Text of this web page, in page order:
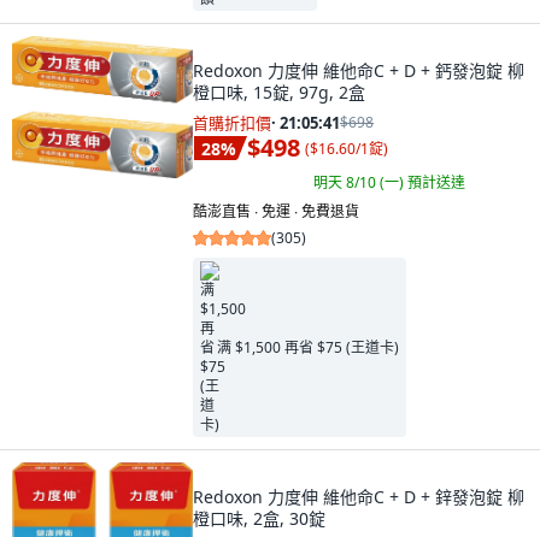
Redoxon 力度伸 維他命C + D + 鈣發泡錠 柳
橙口味, 15錠, 97g, 2盒
首購折扣價· 21:05:40$698
28% $498 ($16.60/1錠)
明天 8/10 (一)預計送達
酷澎直售 ∙ 免運 ∙ 免費退貨
(305)
满 $1,500 再省 $75 (王道卡)
Redoxon 力度伸 維他命C + D + 鋅發泡錠 柳
橙口味, 2盒, 30錠